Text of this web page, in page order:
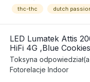
thc-thc dutch
LED Lumatek Attis
HiFi 4G ,Blue
Toksyna
Fotorelacje Indoor